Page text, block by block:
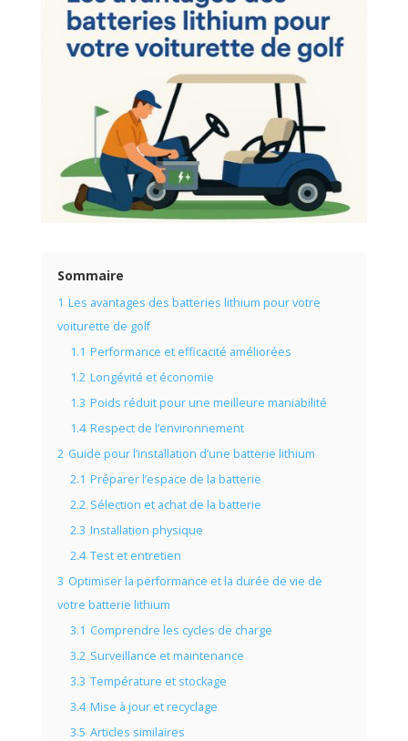
Sommaire
1 Les avantages des batteries lithium pour votre
voiturette de golf
1.1 Performance et efficacité améliorées
1.2 Longévité et économie
1.3 Poids réduit pour une meilleure maniabilité
1.4 Respect de l’environnement
2 Guide pour l’installation d’une batterie lithium
2.1 Préparer l’espace de la batterie
2.2 Sélection et achat de la batterie
2.3 Installation physique
2.4 Test et entretien
3 Optimiser la performance et la durée de vie de
votre batterie lithium
3.1 Comprendre les cycles de charge
3.2 Surveillance et maintenance
3.3 Température et stockage
3.4 Mise à jour et recyclage
3.5 Articles similaires